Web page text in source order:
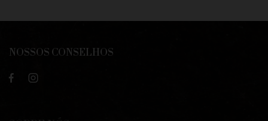
NOSSOS CONSELHOS